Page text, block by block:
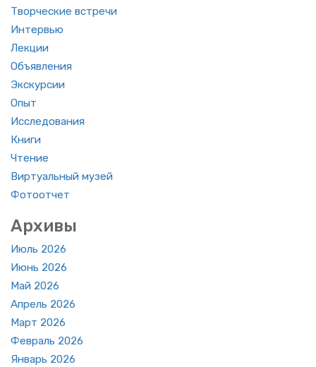
Твор­че­ские встре­чи
Ин­тер­вью
Лек­ции
Объ­яв­ле­ния
Экс­кур­сии
Опыт
Ис­сле­до­ва­ния
Книги
Чте­ние
Вир­ту­аль­ный музей
Фо­то­от­чет
Ар­хи­вы
Июль 2026
Июнь 2026
Май 2026
Ап­рель 2026
Март 2026
Фев­раль 2026
Ян­варь 2026